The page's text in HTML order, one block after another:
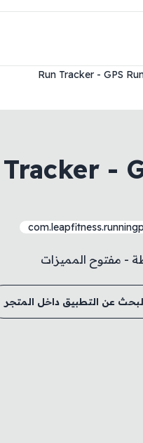
Run Tracker - GPS
-
- مفتوح المميزات
عن التطبيق داخل المتجر